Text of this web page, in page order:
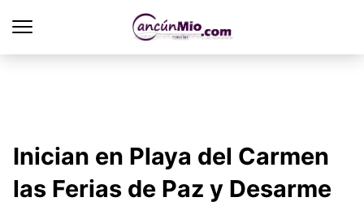
Inician en Playa del Carmen
las Ferias de Paz y Desarme